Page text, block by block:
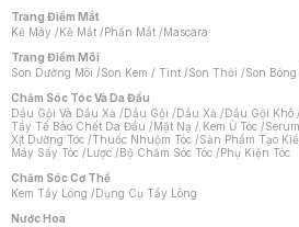
Trang Điểm Mắt
Kẻ Mày /Kẻ Mắt /Phấn Mắt /Mascara
Trang Điểm Môi
Son Dưỡng Môi /Son Kem / Tint /Son Thỏi /Son Bóng
Chăm Sóc Tóc Và Da Đầu
Dầu Gội Và Dầu Xả /Dầu Gội /Dầu Xả /Dầu Gội Khô /
Tẩy Tế Bào Chết Da Đầu /Mặt Nạ / Kem Ủ Tóc /
Xịt Dưỡng Tóc /Thuốc Nhuộm Tóc /Sản Phẩm Tạo
Máy Sấy Tóc /Lược /Bộ Chăm Sóc Tóc /Phụ Kiện Tóc
Chăm Sóc Cơ Thể
Kem Tẩy Lông /Dụng Cụ Tẩy Lông
Nước Hoa